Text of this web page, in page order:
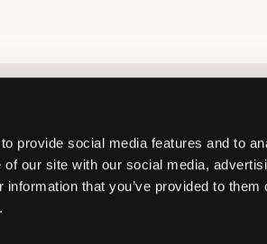
provide social media features and to
our site with our social media,
that you’ve provided to them